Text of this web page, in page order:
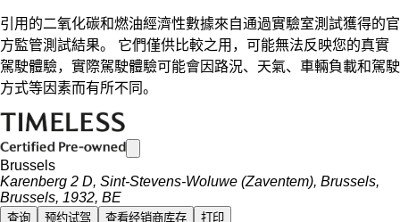
引用的二氧化碳和燃油經濟性數據來自通過實驗室測試獲得的官
方監管測試結果。 它們僅供比較之用，可能無法反映您的真實
駕駛體驗，實際駕駛體驗可能會因路況、天氣、車輛負載和駕駛
方式等因素而有所不同。
Brussels
Karenberg 2 D, Sint-Stevens-Woluwe (Zaventem), Brussels,
Brussels, 1932, BE
查询 预约试驾 查看经销商库存 打印